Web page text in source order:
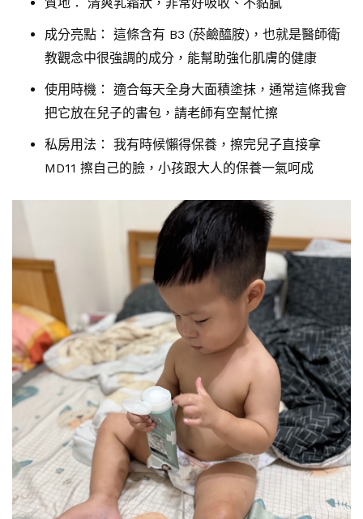
成分亮點： 這條含有 B3 (菸鹼醯胺)，也就是醫師衛
教觀念中很強調的成分，能幫助強化肌膚的健康
使用時機： 適合每天全身大面積塗抹，通常這條我會
把它放在兒子的書包，請老師有空幫忙擦
私房用法： 我有時候懶得保養，擦完兒子直接拿
MD11 擦自己的臉，小孩跟大人的保養一氣呵成